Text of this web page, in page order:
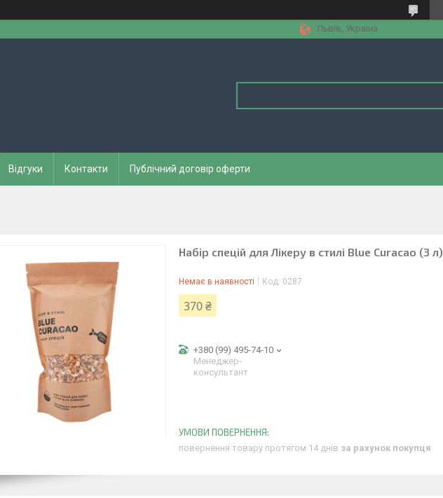
Львів, Україна
Відгуки Контакти Публічний договір оферти
Набір спецій для Лікеру в стилі Blue Curacao (3 л)
Немає в наявності Код: 0287
370 ₴
+380 (99) 495-74-10
Менеджер-
консультант
повернення товару протягом 14 днів за рахунок покупця